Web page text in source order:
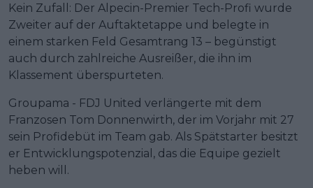
Kein Zufall: Der Alpecin-Premier Tech-Profi wurde
Zweiter auf der Auftaktetappe und belegte in
einem starken Feld Gesamtrang 13 – begünstigt
auch durch zahlreiche Ausreißer, die ihn im
Klassement überspurteten.
Groupama - FDJ United verlängerte mit dem
Franzosen Tom Donnenwirth, der im Vorjahr mit 27
sein Profidebüt im Team gab. Als Spätstarter besitzt
er Entwicklungspotenzial, das die Equipe gezielt
heben will.